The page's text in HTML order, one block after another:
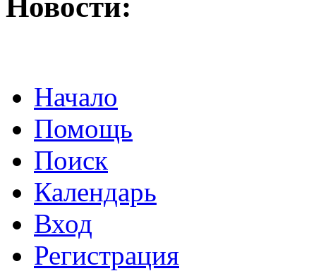
Начало
Помощь
Поиск
Календарь
Вход
Регистрация